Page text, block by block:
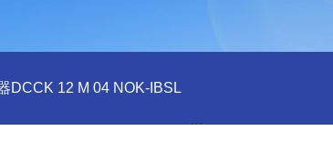
DCCK 12 M 04 NOK-IBSL 德国DI-SORIC传感